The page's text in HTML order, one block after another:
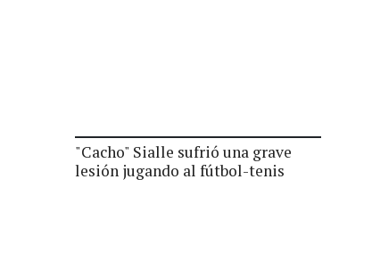
"Cacho" Sialle sufrió una grave
lesión jugando al fútbol-tenis